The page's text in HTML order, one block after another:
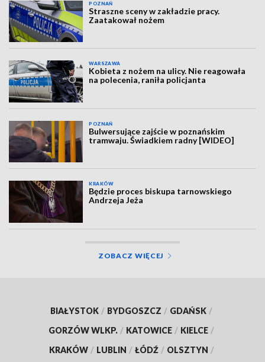
POZNAŃ
Straszne sceny w zakładzie pracy.
Zaatakował nożem
WARSZAWA
Kobieta z nożem na ulicy. Nie reagowała
na polecenia, raniła policjanta
POZNAŃ
Bulwersujące zajście w poznańskim
tramwaju. Świadkiem radny [WIDEO]
KRAKÓW
Będzie proces biskupa tarnowskiego
Andrzeja Jeża
ZOBACZ WIĘCEJ
BIAŁYSTOK / BYDGOSZCZ / GDAŃSK /
GORZÓW WLKP. / KATOWICE / KIELCE /
KRAKÓW / LUBLIN / ŁÓDŹ / OLSZTYN /